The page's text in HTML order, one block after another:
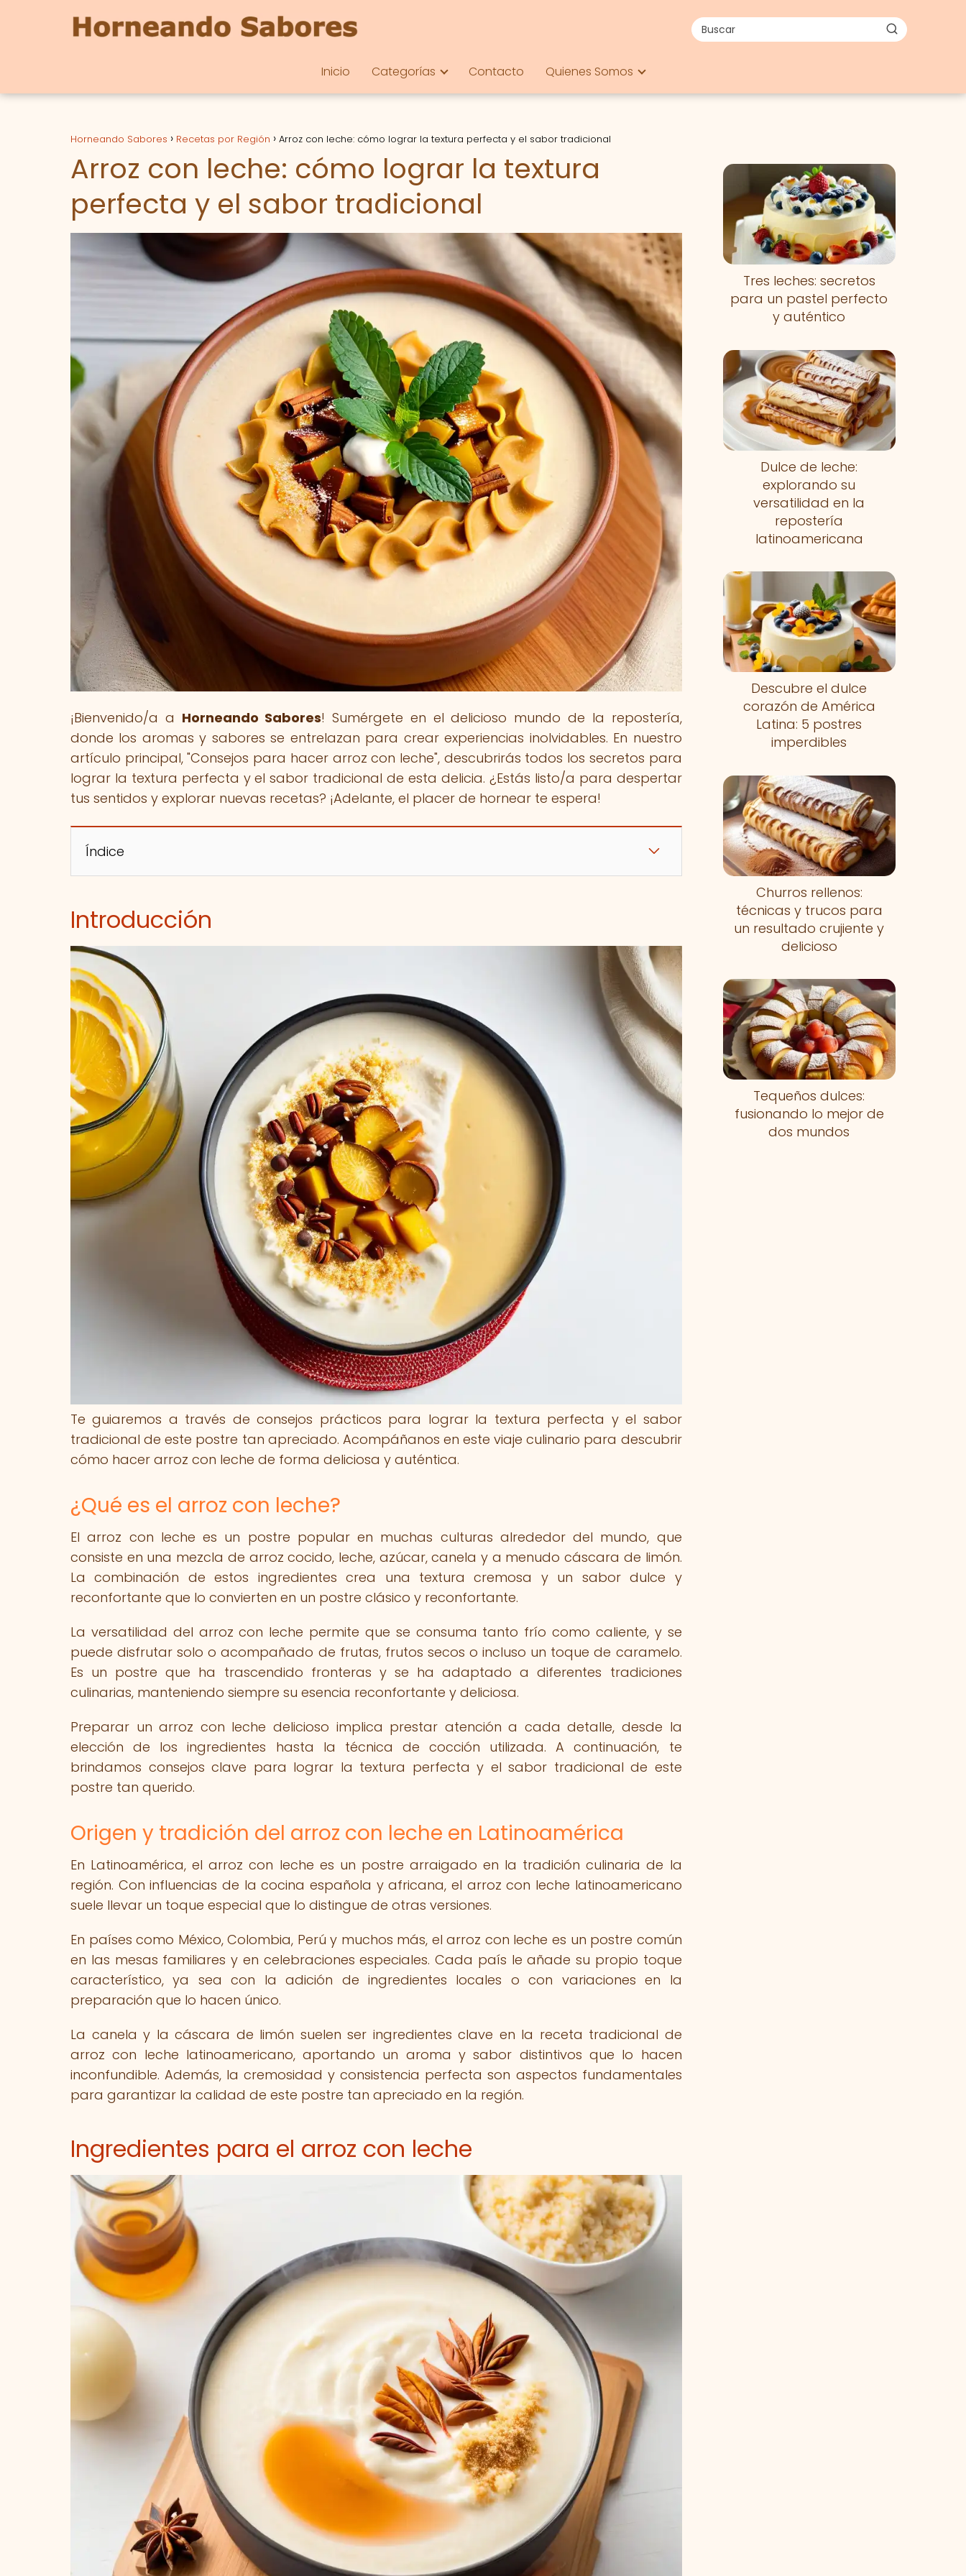
Inicio Categorías Contacto Quienes Somos
Horneando Sabores Recetas por Región Arroz con leche: cómo lograr la textura perfecta y el sabor tradicional
Arroz con leche: cómo lograr la textura
perfecta y el sabor tradicional
¡Bienvenido/a a Horneando Sabores! Sumérgete en el delicioso mundo de la repostería,
donde los aromas y sabores se entrelazan para crear experiencias inolvidables. En nuestro
artículo principal, "Consejos para hacer arroz con leche", descubrirás todos los secretos para
lograr la textura perfecta y el sabor tradicional de esta delicia. ¿Estás listo/a para despertar
tus sentidos y explorar nuevas recetas? ¡Adelante, el placer de hornear te espera!
Índice
Introducción
Te guiaremos a través de consejos prácticos para lograr la textura perfecta y el sabor
tradicional de este postre tan apreciado. Acompáñanos en este viaje culinario para descubrir
cómo hacer arroz con leche de forma deliciosa y auténtica.
¿Qué es el arroz con leche?
El arroz con leche es un postre popular en muchas culturas alrededor del mundo, que
consiste en una mezcla de arroz cocido, leche, azúcar, canela y a menudo cáscara de limón.
La combinación de estos ingredientes crea una textura cremosa y un sabor dulce y
reconfortante que lo convierten en un postre clásico y reconfortante.
La versatilidad del arroz con leche permite que se consuma tanto frío como caliente, y se
puede disfrutar solo o acompañado de frutas, frutos secos o incluso un toque de caramelo.
Es un postre que ha trascendido fronteras y se ha adaptado a diferentes tradiciones
culinarias, manteniendo siempre su esencia reconfortante y deliciosa.
Preparar un arroz con leche delicioso implica prestar atención a cada detalle, desde la
elección de los ingredientes hasta la técnica de cocción utilizada. A continuación, te
brindamos consejos clave para lograr la textura perfecta y el sabor tradicional de este
postre tan querido.
Origen y tradición del arroz con leche en Latinoamérica
En Latinoamérica, el arroz con leche es un postre arraigado en la tradición culinaria de la
región. Con influencias de la cocina española y africana, el arroz con leche latinoamericano
suele llevar un toque especial que lo distingue de otras versiones.
En países como México, Colombia, Perú y muchos más, el arroz con leche es un postre común
en las mesas familiares y en celebraciones especiales. Cada país le añade su propio toque
característico, ya sea con la adición de ingredientes locales o con variaciones en la
preparación que lo hacen único.
La canela y la cáscara de limón suelen ser ingredientes clave en la receta tradicional de
arroz con leche latinoamericano, aportando un aroma y sabor distintivos que lo hacen
inconfundible. Además, la cremosidad y consistencia perfecta son aspectos fundamentales
para garantizar la calidad de este postre tan apreciado en la región.
Ingredientes para el arroz con leche
Tres leches: secretos
para un pastel perfecto
y auténtico
Dulce de leche:
explorando su
versatilidad en la
repostería
latinoamericana
Descubre el dulce
corazón de América
Latina: 5 postres
imperdibles
Churros rellenos:
técnicas y trucos para
un resultado crujiente y
delicioso
Tequeños dulces:
fusionando lo mejor de
dos mundos